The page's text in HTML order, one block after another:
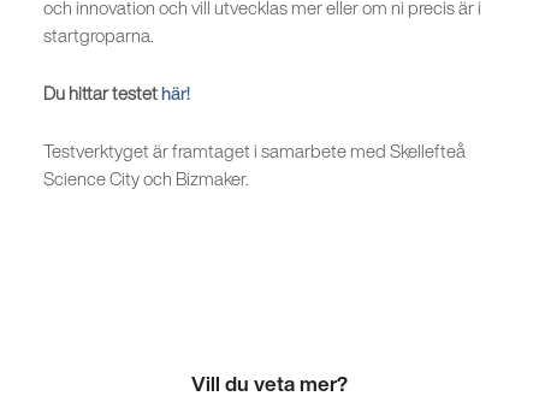
och innovation och vill utvecklas mer eller om ni precis är i
startgroparna.
Du hittar testethär!
Testverktyget är framtaget i samarbete med Skellefteå
Science City och Bizmaker.
Vill du veta mer?